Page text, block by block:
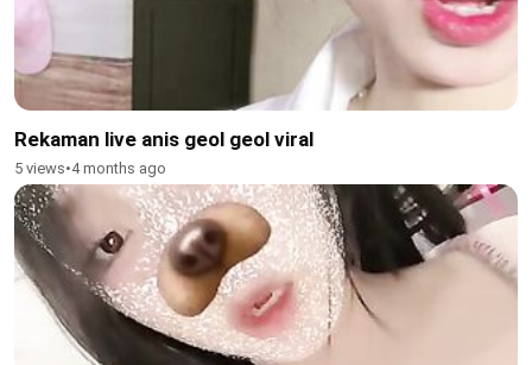
Rekaman live anis geol geol viral
5 views•4 months ago